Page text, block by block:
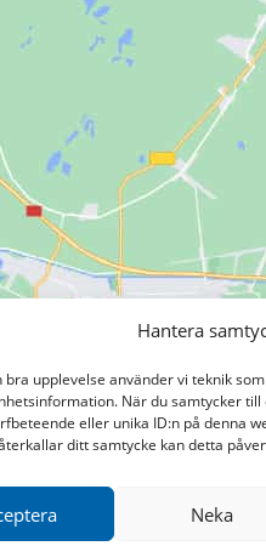
Hantera
bra upplevelse använder vi teknik
När du samtycker till
eller unika ID:n på denna
ditt samtycke kan detta
Neka